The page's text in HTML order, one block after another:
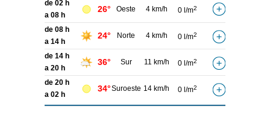
de 02 h
a 08 h
26° Oeste 4 km/h 0 l/m2
de 08 h
a 14 h
24° Norte 4 km/h 0 l/m2
de 14 h
a 20 h
36° Sur 11 km/h 0 l/m2
de 20 h
a 02 h
34°Suroeste 14 km/h 0 l/m2